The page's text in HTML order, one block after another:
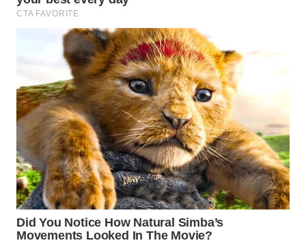
Wahana
NEWS
WAHANA
TANI
WAHANA
ADVOKAT
WAHANA
INFRASTRUKTUR